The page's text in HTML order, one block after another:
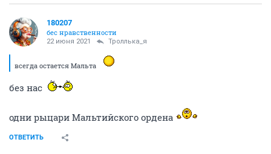
180207
бес нравственности
22 июня 2021 Троллька_я
всегда остается Мальта
без нас
одни рыцари Мальтийского ордена
ОТВЕТИТЬ